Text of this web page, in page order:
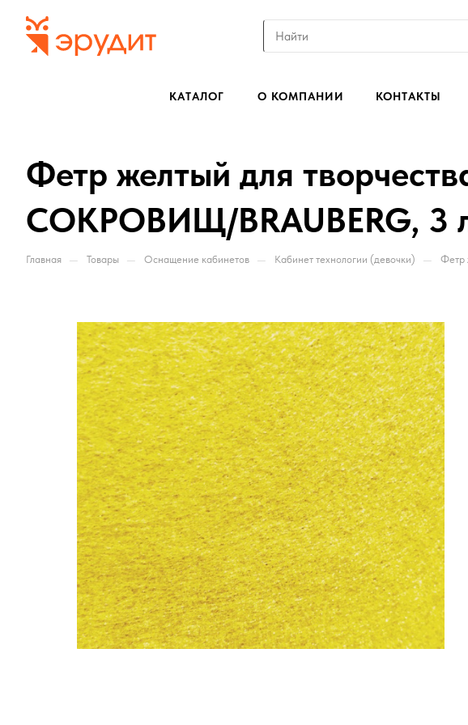
КАТАЛОГ О КОМПАНИИ КОНТАКТЫ
Фетр желтый для
СОКРОВИЩ/BRAUBERG, 3
Главная — Товары — Оснащение кабинетов — Кабинет технологии (девочки) — Фетр